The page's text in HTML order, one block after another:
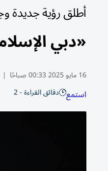
أطلق رؤية جديدة
«دبي
16 مايو 2025 00:33 صباحًا |
استمع دقائق القراءة - 2